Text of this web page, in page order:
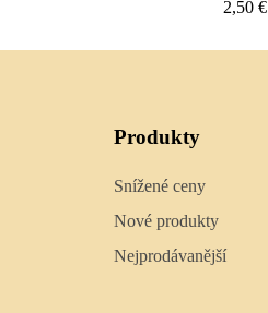
2,40 €
Produkty
Snížené ceny
Nové produkty
Nejprodávanější